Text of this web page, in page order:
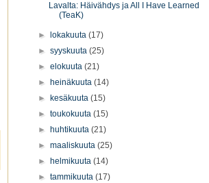
Lavalta: Häivähdys ja All I Have Learned
(TeaK)
► lokakuuta(17)
►syyskuuta(25)
►elokuuta(21)
► heinäkuuta(14)
►
kesäkuuta(15)
►toukokuuta(15)
► huhtikuuta(21)
►maaliskuuta(25)
► helmikuuta(14)
►tammikuuta(17)